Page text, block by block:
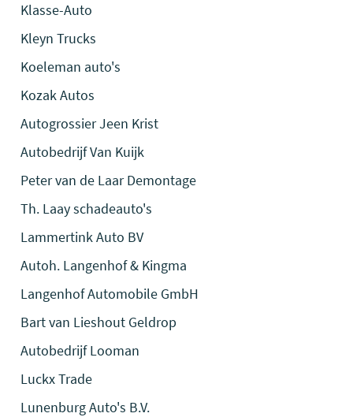
Klasse-Auto
Kleyn Trucks
Koeleman auto's
Kozak Autos
Autogrossier Jeen Krist
Autobedrijf Van Kuijk
Peter van de Laar Demontage
Th. Laay schadeauto's
Lammertink Auto BV
Autoh. Langenhof & Kingma
Langenhof Automobile GmbH
Bart van Lieshout Geldrop
Autobedrijf Looman
Luckx Trade
Lunenburg Auto's B.V.